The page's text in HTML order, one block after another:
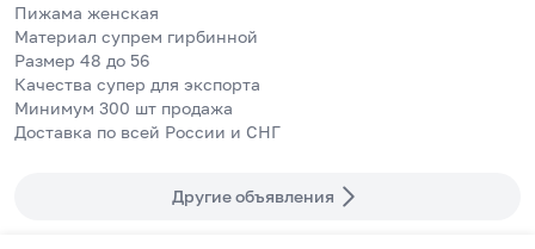
Пижама женская
Материал супрем гирбинной
Размер 48 до 56
Качества супер для экспорта
Минимум 300 шт продажа
Доставка по всей России и СНГ
Другие объявления